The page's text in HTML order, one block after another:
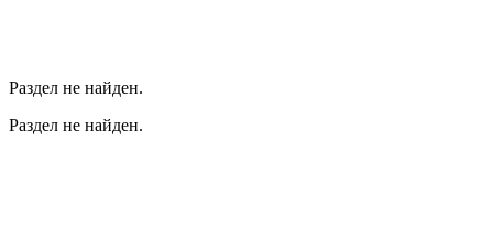
Раздел не найден.
Раздел не найден.